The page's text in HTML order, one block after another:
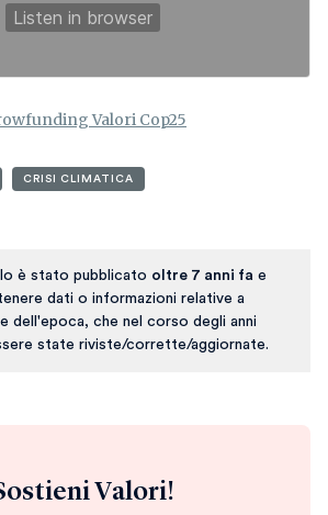
CRISI CLIMATICA
è stato pubblicato oltre 7 anni fa e
dati o informazioni relative a
dell'epoca, che nel corso degli anni
state riviste/corrette/aggiornate.
Valori!